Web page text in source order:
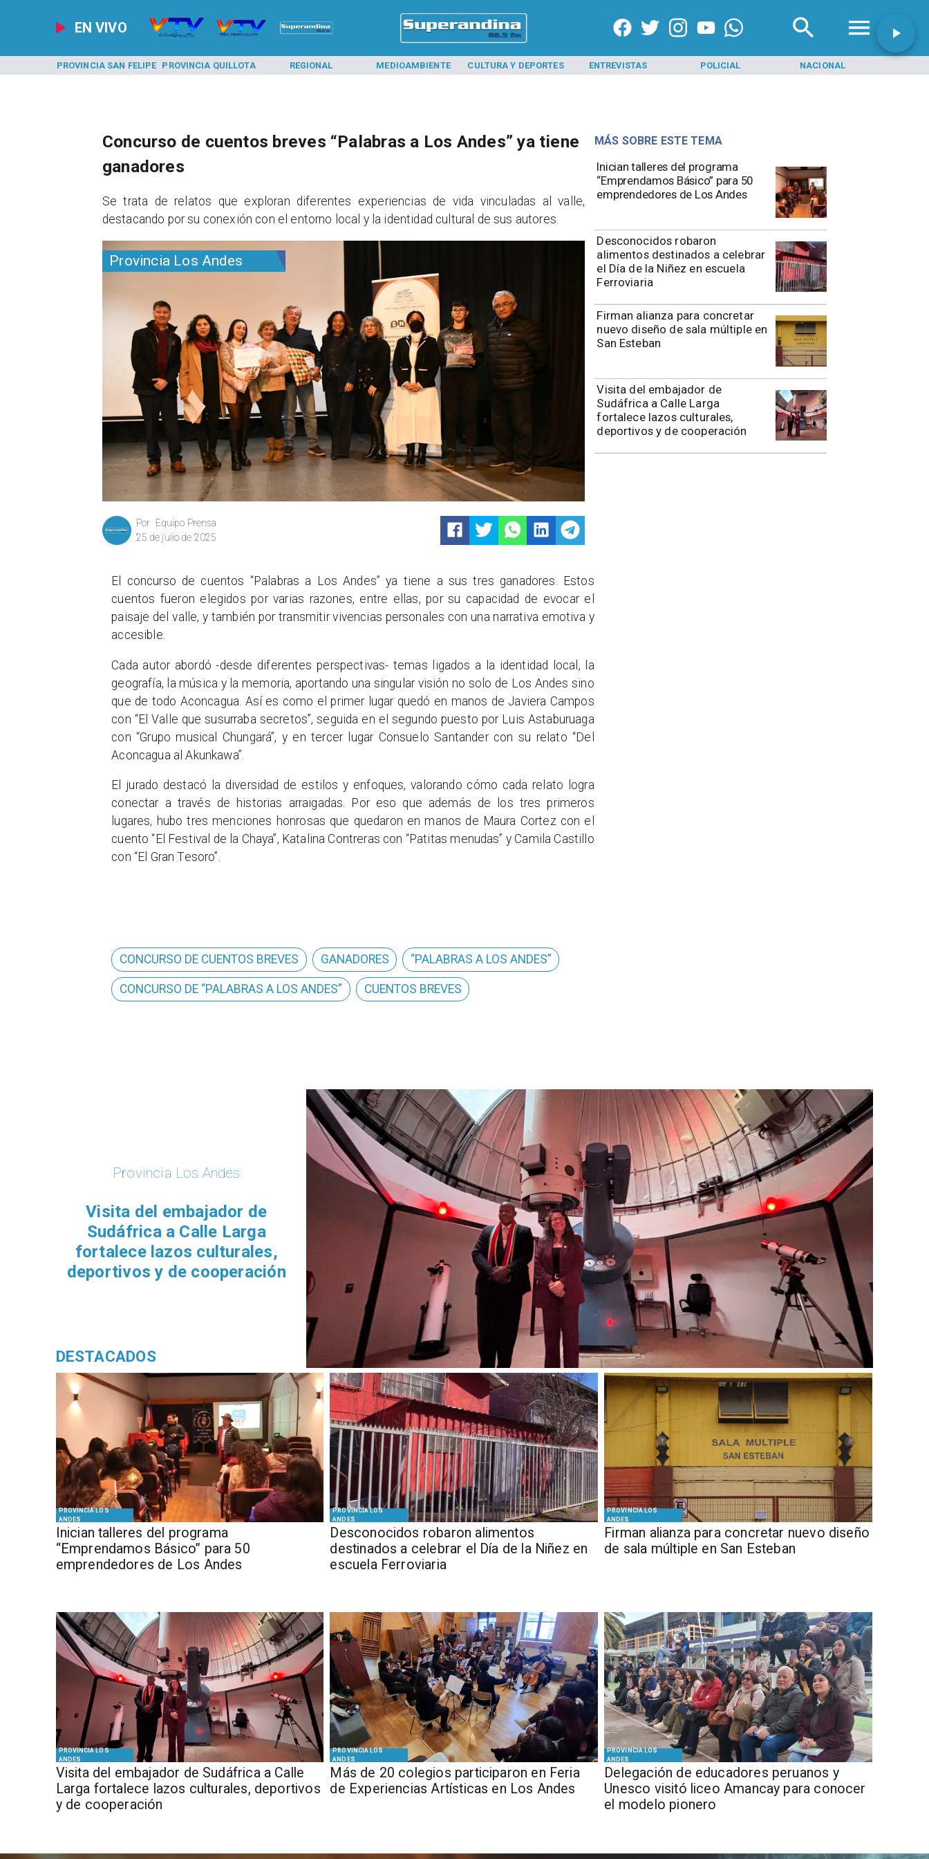
EN VIVO
PROVINCIA SAN FELIPE PROVINCIA QUILLOTA REGIONAL MEDIOAMBIENTE CULTURA Y DEPORTES ENTREVISTAS POLICIAL NACIONAL
Provincia Los Andes
Equipo Prensa
Por
25 de julio de 2025
Inician talleres del programa
“Emprendamos Básico” para 50
emprendedores de Los Andes
Desconocidos robaron
alimentos destinados a celebrar
el Día de la Niñez en escuela
Ferroviaria
​​Firman alianza para concretar
nuevo diseño de sala múltiple en
San Esteban
​Visita del embajador de
Sudáfrica a Calle Larga
fortalece lazos culturales,
deportivos y de cooperación
MÁS SOBRE ESTE TEMA
Concurso de cuentos breves “Palabras a Los Andes” ya tiene
ganadores
​Se trata de relatos que exploran diferentes experiencias de vida vinculadas al valle,
destacando por su conexión con el entorno local y la identidad cultural de sus autores.
El concurso de cuentos “Palabras a Los Andes” ya tiene a sus tres ganadores. Estos
cuentos fueron elegidos por varias razones, entre ellas, por su capacidad de evocar el
paisaje del valle, y también por transmitir vivencias personales con una narrativa emotiva y
accesible.
Cada autor abordó -desde diferentes perspectivas- temas ligados a la identidad local, la
geografía, la música y la memoria, aportando una singular visión no solo de Los Andes sino
que de todo Aconcagua. Así es como el primer lugar quedó en manos de Javiera Campos
con “El Valle que susurraba secretos”, seguida en el segundo puesto por Luis Astaburuaga
con “Grupo musical Chungará”, y en tercer lugar Consuelo Santander con su relato “Del
Aconcagua al Akunkawa”.
El jurado destacó la diversidad de estilos y enfoques, valorando cómo cada relato logra
conectar a través de historias arraigadas. Por eso que además de los tres primeros
lugares, hubo tres menciones honrosas que quedaron en manos de Maura Cortez con el
cuento “El Festival de la Chaya”, Katalina Contreras con “Patitas menudas” y Camila Castillo
con “El Gran Tesoro”.
CONCURSO DE CUENTOS BREVES GANADORES “PALABRAS A LOS ANDES”
CONCURSO DE “PALABRAS A LOS ANDES” CUENTOS BREVES
PROVINCIA LOS
ANDES
Inician talleres del programa
“Emprendamos Básico” para 50
emprendedores de Los Andes
PROVINCIA LOS
ANDES
Desconocidos robaron alimentos
destinados a celebrar el Día de la Niñez en
escuela Ferroviaria
PROVINCIA LOS
ANDES
​​Firman alianza para concretar nuevo diseño
de sala múltiple en San Esteban
PROVINCIA LOS
ANDES
​Visita del embajador de Sudáfrica a Calle
Larga fortalece lazos culturales, deportivos
y de cooperación
PROVINCIA LOS
ANDES
Más de 20 colegios participaron en Feria
de Experiencias Artísticas en Los Andes
PROVINCIA LOS
ANDES
Delegación de educadores peruanos y
Unesco visitó liceo Amancay para conocer
el modelo pionero
Provincia Los Andes
​Visita del embajador de
Sudáfrica a Calle Larga
fortalece lazos culturales,
deportivos y de cooperación
DESTACADOS